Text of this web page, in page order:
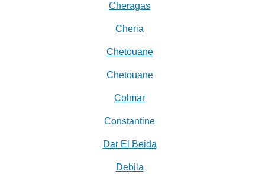
Cheragas
Cheria
Chetouane
Chetouane
Colmar
Constantine
Dar El Beida
Debila